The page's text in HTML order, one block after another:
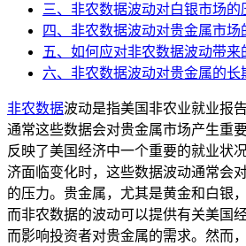
三、非农数据波动对白银市场的
四、非农数据波动对贵金属市场
五、如何应对非农数据波动带来
六、非农数据波动对贵金属的长
非农数据波动是指美国非农业就业报
通常这些数据会对贵金属市场产生重
反映了美国经济中一个重要的就业状
济面临变化时，这些数据波动通常会
的压力。贵金属，尤其是黄金和白银
而非农数据的波动可以提供有关美国
而影响投资者对贵金属的需求。然而